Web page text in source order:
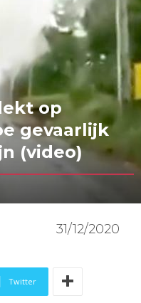
op
gevaarlijk
(video)
31/12/2020
Twitter